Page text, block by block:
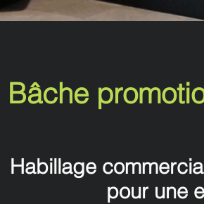
Bâche
Habillage
pour une